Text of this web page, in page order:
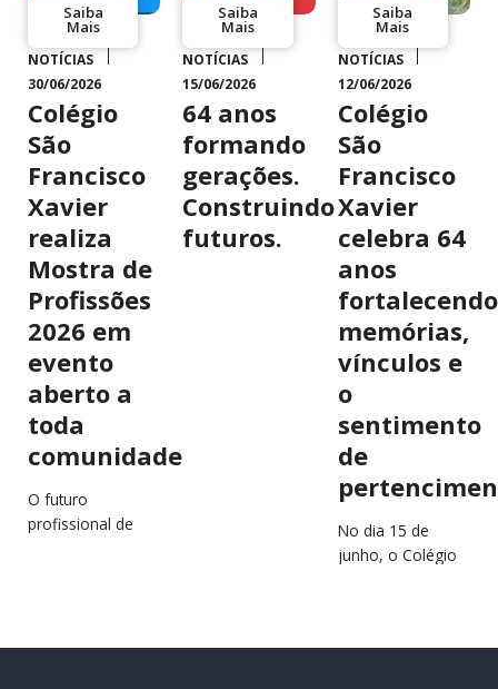
Saiba
Mais
NOTÍCIAS
30/06/2026
Colégio
São
Francisco
Xavier
realiza
Mostra de
Profissões
2026 em
evento
aberto a
toda
comunidade
O futuro
profissional de
próximo dia 2 de
Saiba
Mais
NOTÍCIAS
15/06/2026
64 anos
formando
gerações.
Construindo
futuros.
Saiba
Mais
NOTÍCIAS
12/06/2026
Colégio
São
Francisco
Xavier
celebra 64
anos
fortalecendo
memórias,
vínculos e
o
sentimento
de
No dia 15 de
junho, o Colégio
de história,